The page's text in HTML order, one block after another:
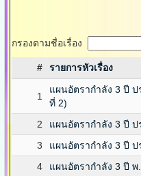
กรองตามชื่อเรื่อง
# รายการหัวเรื่อง
1
แผนอัตรากำลัง 3 ปี
ที่ 2)
2
แผนอัตรากำลัง 3 ปี
3
แผนอัตรากำลัง 3 ปี
4
แผนอัตรากำลัง 3 ปี